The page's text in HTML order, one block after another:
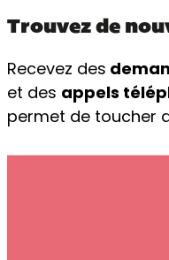
Trouvez de
Recevez des
et des appels
permet de toucher